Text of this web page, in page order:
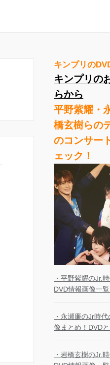
キンプリの
キンプリの
らから
平野紫耀・
橋玄樹らの
のコンサー
ェック！
・平野紫耀のJr.
DVD情報画像一
・永瀬廉のJr時
像まとめ！DVD
・岩橋玄樹のJr.